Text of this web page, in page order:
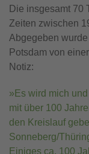
Die insgesamt 70
Zeiten zwischen
Abgegeben
Potsdam von
Notiz:
Es wird mich
mit über 100
den Kreislauf
Sonneberg/
Einiges ca. 100